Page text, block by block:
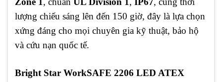
lượng chiếu sáng lên đến 150 giờ, đây là lựa chọn
xứng đáng cho mọi chuyên gia kỹ thuật, bảo hộ
và cứu nạn quốc tế.
Bright Star WorkSAFE 2206 LED ATEX